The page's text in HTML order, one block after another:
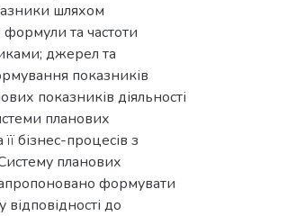
шляхом
та частоти
джерел та
показників
показників діяльності
планових
бізнес-процесів з
планових
формувати
відповідності до